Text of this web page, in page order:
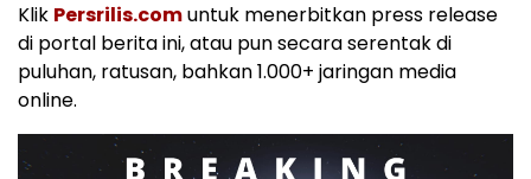
Klik Persrilis.comuntuk menerbitkan press release
di portal berita ini, atau pun secara serentak di
puluhan, ratusan, bahkan 1.000+ jaringan media
online.